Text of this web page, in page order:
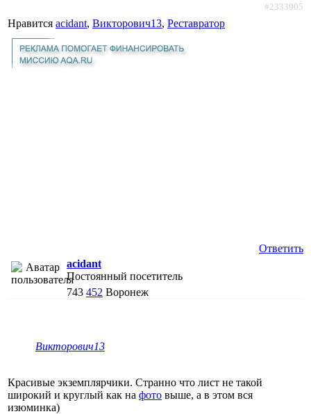
#2333905
Нравится acidant, Викторович13, Реставратор
Ответить
acidant
Постоянный посетитель
743 452 Воронеж
Викторович13
Красивые экземплярчики. Странно что лист не такой
широкий и круглый как на фото выше, а в этом вся
изюминка)